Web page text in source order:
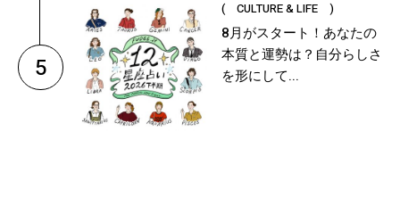
5
( CULTURE & LIFE )
8月がスタート！あなたの
本質と運勢は？自分らしさ
を形にして...